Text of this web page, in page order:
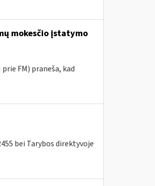
mokesčio įstatymo
FM) praneša, kad
bei Tarybos direktyvoje